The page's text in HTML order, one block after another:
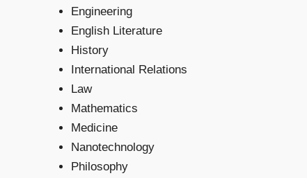
Engineering
English Literature
History
International Relations
Law
Mathematics
Medicine
Nanotechnology
Philosophy